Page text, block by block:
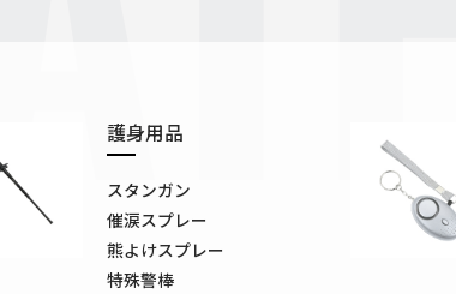
護身用品
スタンガン
催涙スプレー
熊よけスプレー
特殊警棒